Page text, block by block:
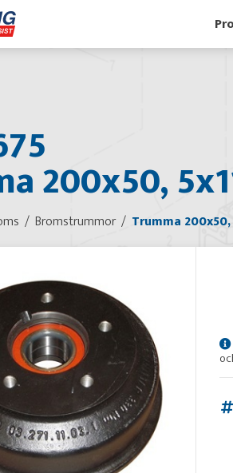
200x50,
Bromstrummor Trumma 200x50,